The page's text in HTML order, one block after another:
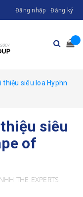
Đăng nhập Đăng ký
thiệu siêu loa Hyphn
siêu
of
THE EXPERTS